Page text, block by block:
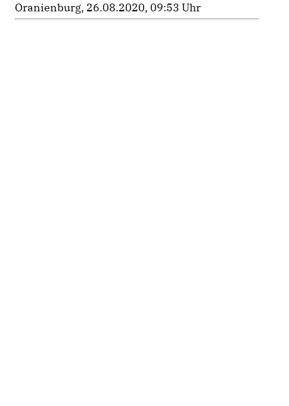
Oranienburg, 26.08.2020, 09:53 Uhr